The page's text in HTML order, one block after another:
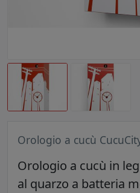
Orologio a cucù
Orologio a cucù in
al quarzo a batteria